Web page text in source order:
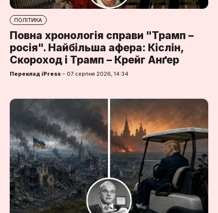
ПОЛІТИКА
Повна хронологія справи "Трамп –
росія". Найбільша афера: Кіслін,
Скороход і Трамп – Крейг Анґер
Переклад iPress – 07 серпня 2026, 14:34